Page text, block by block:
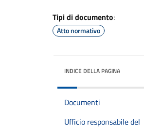
Tipi di documento:
Atto normativo
INDICE DELLA PAGINA
Documenti
Ufficio responsabile del